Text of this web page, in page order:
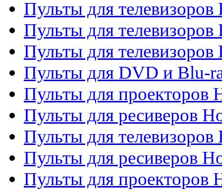
Пульты для телевизоров
Пульты для телевизоров
Пульты для телевизоров
Пульты для DVD и Blu-
Пульты для проекторов
Пульты для ресиверов
Пульты для
Пульты для ресиверов
Пульты для проекторов